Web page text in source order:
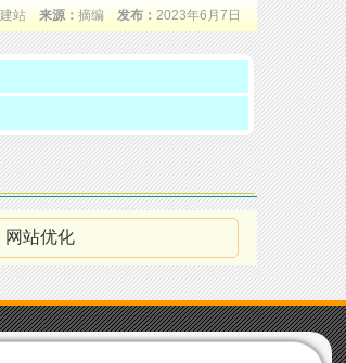
建站 来源： 摘编 发布： 2023年6月7日
网站优化